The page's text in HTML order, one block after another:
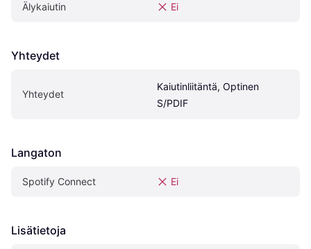
Älykaiutin Ei
Yhteydet
Yhteydet
Kaiutinliitäntä, Optinen
S/PDIF
Langaton
Spotify Connect Ei
Lisätietoja